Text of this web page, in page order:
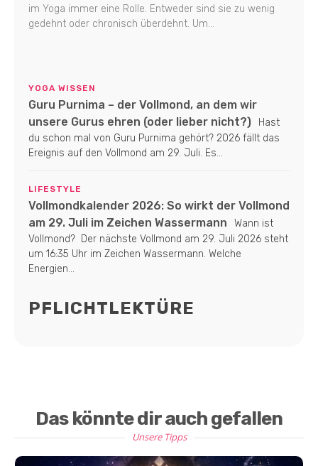
im Yoga immer eine Rolle. Entweder sind sie zu wenig
gedehnt oder chronisch überdehnt. Um...
YOGA WISSEN
Guru Purnima – der Vollmond, an dem wir
unsere Gurus ehren (oder lieber nicht?)
Hast
du schon mal von Guru Purnima gehört? 2026 fällt das
Ereignis auf den Vollmond am 29. Juli. Es...
LIFESTYLE
Vollmondkalender 2026: So wirkt der Vollmond
am 29. Juli im Zeichen Wassermann
Wann ist
Vollmond? Der nächste Vollmond am 29. Juli 2026 steht
um 16:35 Uhr im Zeichen Wassermann. Welche
Energien...
PFLICHTLEKTÜRE
Das könnte dir auch gefallen
Unsere Tipps